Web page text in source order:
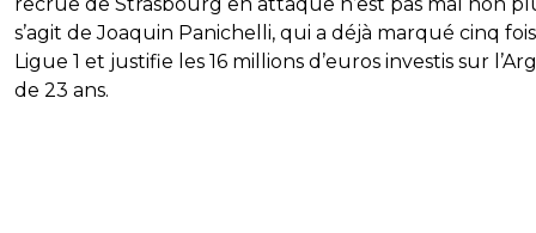
s’agit de Joaquin Panichelli, qui a déjà marqué cinq
Ligue 1 et justifie les 16 millions d’euros investis sur
de 23 ans.